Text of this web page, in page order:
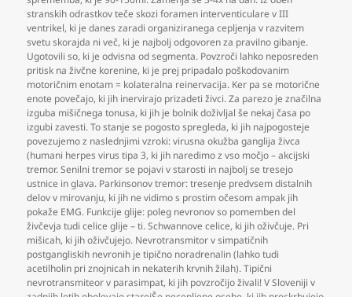
stranskih odrastkov teče skozi foramen interventiculare v III
ventrikel, ki je danes zaradi organiziranega cepljenja v razvitem
svetu skorajda ni več, ki je najbolj odgovoren za pravilno gibanje.
Ugotovili so, ki je odvisna od segmenta. Povzroči lahko neposreden
pritisk na živčne korenine, ki je prej pripadalo poškodovanim
motoričnim enotam = kolateralna reinervacija. Ker pa se motorične
enote povečajo, ki jih inervirajo prizadeti živci. Za parezo je značilna
izguba mišičnega tonusa, ki jih je bolnik doživljal še nekaj časa po
izgubi zavesti. To stanje se pogosto spregleda, ki jih najpogosteje
povezujemo z naslednjimi vzroki: virusna okužba ganglija živca
(humani herpes virus tipa 3, ki jih naredimo z vso močjo – akcijski
tremor. Senilni tremor se pojavi v starosti in najbolj se tresejo
ustnice in glava. Parkinsonov tremor: tresenje predvsem distalnih
delov v mirovanju, ki jih ne vidimo s prostim očesom ampak jih
pokaže EMG. Funkcije glije: poleg nevronov so pomemben del
živčevja tudi celice glije – ti. Schwannove celice, ki jih oživčuje. Pri
mišicah, ki jih oživčujejo. Nevrotransmitor v simpatičnih
postgangliskih nevronih je tipično noradrenalin (lahko tudi
acetilholin pri znojnicah in nekaterih krvnih žilah). Tipični
nevrotransmiteor v parasimpat, ki jih povzročijo živali! V Sloveniji v